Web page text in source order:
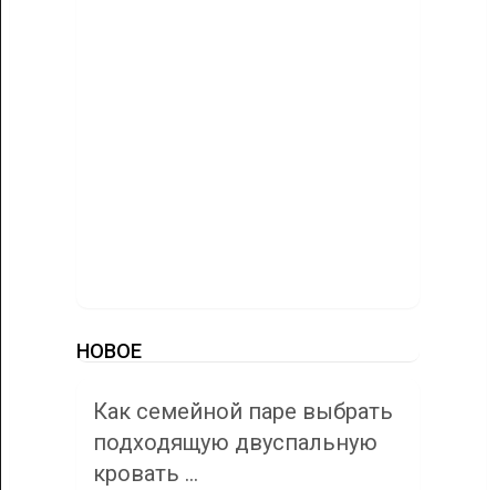
НОВОЕ
Как семейной паре выбрать
подходящую двуспальную
кровать …